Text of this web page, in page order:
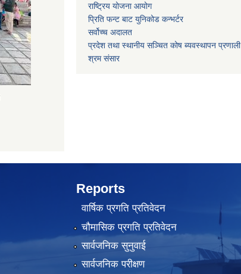
राष्ट्रिय योजना आयोग
प्रिति फन्ट बाट युनिकोड कन्भर्टर
सर्वोच्च अदालत
प्रदेश तथा स्थानीय सञ्चित कोष ब्यवस्थापन प्रणाली
श्रम संसार
Reports
वार्षिक प्रगति प्रतिवेदन
चौमासिक प्रगति प्रतिवेदन
सार्वजनिक सुनुवाई
सार्वजनिक परीक्षण